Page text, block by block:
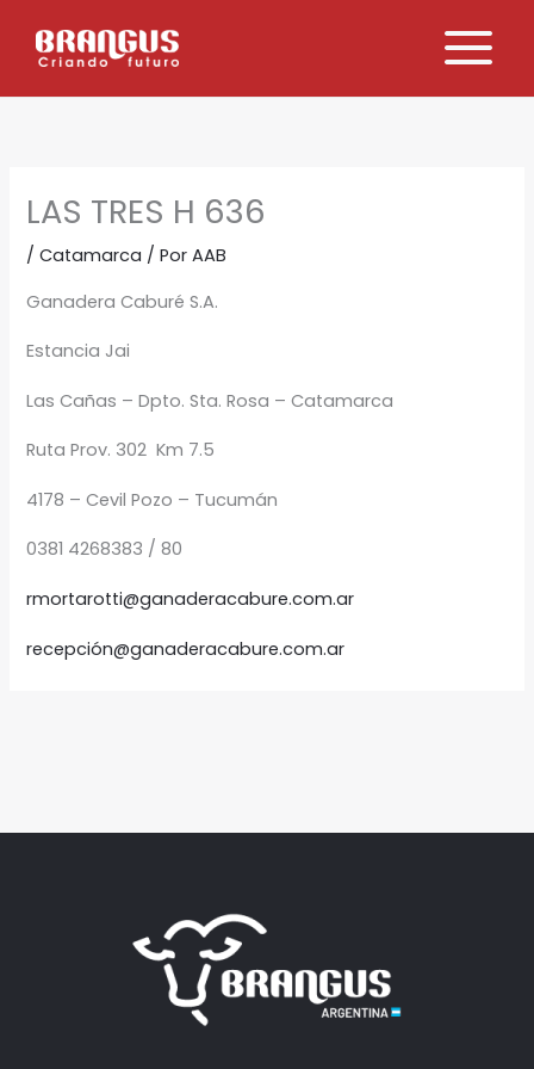
LAS TRES H 636
/Catamarca / PorAAB
Ganadera Caburé S.A.
Estancia Jai
Las Cañas – Dpto. Sta. Rosa – Catamarca
Ruta Prov. 302 Km 7.5
4178 – Cevil Pozo – Tucumán
0381 4268383 / 80
rmortarotti@ganaderacabure.com.ar
recepción@ganaderacabure.com.ar